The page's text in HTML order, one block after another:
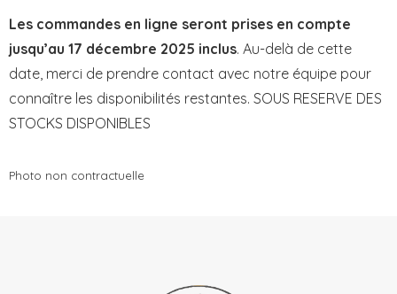
Les commandes en ligne seront prises en compte
jusqu’au 17 décembre 2025 inclus. Au-delà de cette
date, merci de prendre contact avec notre équipe pour
connaître les disponibilités restantes. SOUS RESERVE DES
STOCKS DISPONIBLES
Photo non contractuelle